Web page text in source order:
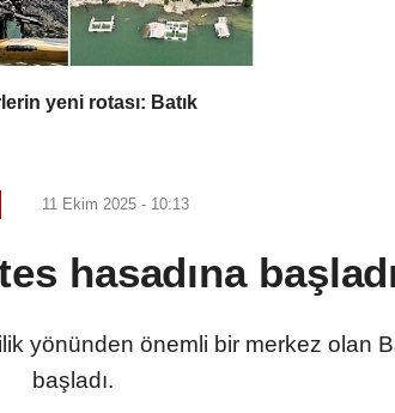
yeni rotası: Batık
11 Ekim 2025 - 10:13
hasadına
yönünden önemli bir merkez olan
başladı.